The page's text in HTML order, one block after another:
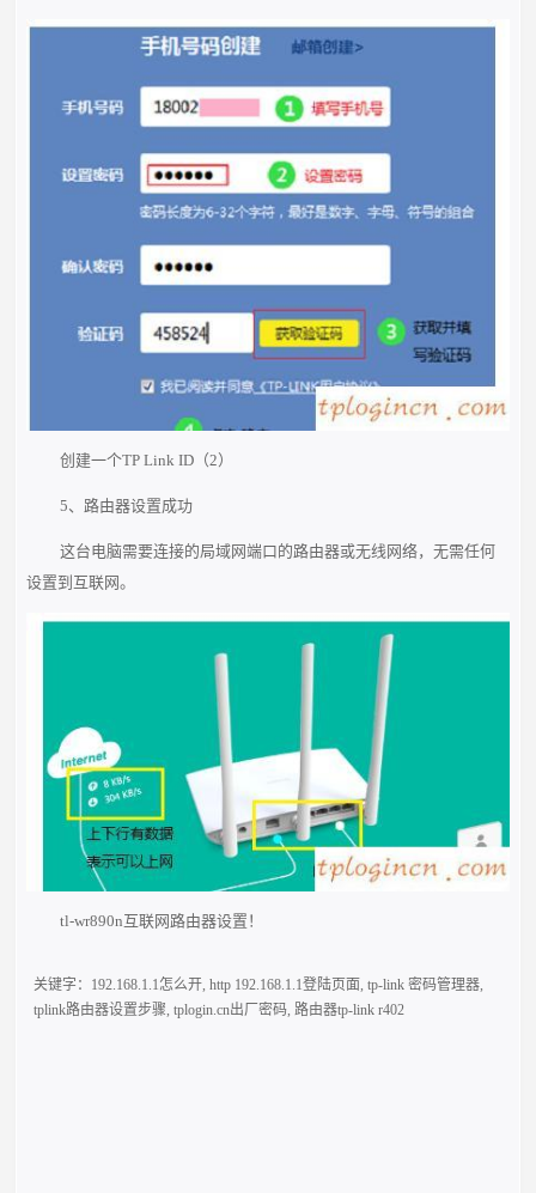
创建一个TP Link ID（2）
5、路由器设置成功
这台电脑需要连接的局域网端口的路由器或无线网络，无需任何
设置到互联网。
tl-wr890n互联网路由器设置！
关键字： 192.168.1.1怎么开 ,http 192.168.1.1登陆页面 ,tp-link 密码管理器
tplink路由器设置步骤 ,tplogin.cn出厂密码 路由器tp-link r402